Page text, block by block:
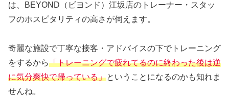
は、BEYOND（ビヨンド）江坂店のトレーナー・スタッ
フのホスピタリティの高さが伺えます。
奇麗な施設で丁寧な接客・アドバイスの下でトレーニング
をするから「トレーニングで疲れてるのに終わった後は逆
に気分爽快で帰っている」ということになるのかも知れま
せんね。